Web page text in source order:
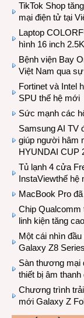
TikTok Shop
mại điện tử tại
Laptop
hình 16 inch 2.5K
Bệnh viện Bay
Việt Nam qua
Fortinet và Intel
SPU thế hệ mới
Sức mạnh các
Samsung AI TV
giúp người hâm
HYUNDAI CUP
Tủ lạnh 4 cửa
InstaViewthế
MacBook Pro
Chip Qualcomm
linh kiện tăng cao
Một cái nhìn
Galaxy Z8 Series
Sàn thương mại
thiết bị âm
Chương trình
mới Galaxy Z